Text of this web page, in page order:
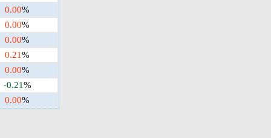
0.00%
0.00%
0.00%
0.21%
0.00%
-0.21%
0.00%